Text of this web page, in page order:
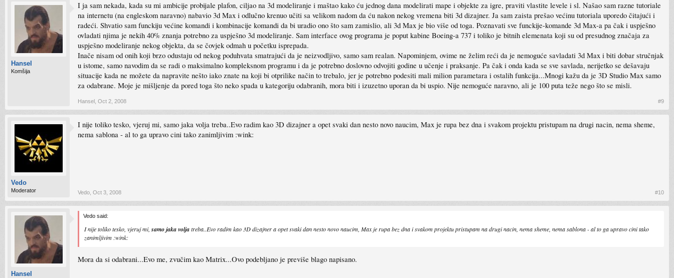
Hansel
Komšija
I ja sam nekada, kada su mi ambicije probijale plafon, ciljao na 3d modeliranje i maštao kako ću jednog dana modelirati mape i objekte za igre, praviti vlastite levele i sl. Našao sam razne tutoriale
na internetu (na engleskom naravno) nabavio 3d Max i odlučno krenuo učiti sa velikom nadom da ću nakon nekog vremena biti 3d dizajner. Ja sam zaista prešao većinu tutoriala uporedo čitajući i
radeći. Shvatio sam funckiju većine komandi i kombinacije komandi da bi uradio ono što sam zamislio, ali 3d Max je bio više od toga. Poznavati sve funckije-komande 3d Max-a pa čak i uspješno
ovladati njima je nekih 40% znanja potrebno za uspješno 3d modeliranje. Sam interface ovog programa je poput kabine Boeing-a 737 i toliko je bitnih elemenata koji su od presudnog značaja za
uspješno modeliranje nekog objekta, da se čovjek odmah u početku isprepada.
Inače nisam od onih koji brzo odustaju od nekog poduhvata smatrajući da je neizvodljivo, samo sam realan. Napominjem, ovime ne želim reći da je nemoguće savladati 3d Max i biti dobar stručnjak
u istome, samo navodim da se radi o maksimalno kompleksnom programu i da je potrebno doslovno odvojiti godine u učenje i praksanje. Pa čak i onda kada se sve savlada, nerijetko se dešavaju
situacije kada ne možete da napravite nešto iako znate na koji bi otprilike način to trebalo, jer je potrebno podesiti mali milion parametara i ostalih funkcija...Mnogi kažu da je 3D Studio Max samo
za odabrane. Moje je mišljenje da pored toga što neko spada u kategoriju odabranih, mora biti i izuzetno uporan da bi uspio. Nije nemoguće naravno, ali je 100 puta teže nego što se misli.
Hansel Oct 2, 2008 #9
Vedo
Moderator
I nije toliko tesko, vjeruj mi, samo jaka volja treba..Evo radim kao 3D dizajner a opet svaki dan nesto novo naucim, Max je rupa bez dna i svakom projektu pristupam na drugi nacin, nema sheme,
nema sablona - al to ga upravo cini tako zanimljivim :wink:
Vedo Oct 3, 2008 #10
Hansel
Vedo said:
I nije toliko tesko, vjeruj mi, samo jaka voljatreba..Evo radim kao 3D dizajner a opet svaki dan nesto novo naucim, Max je rupa bez dna i svakom projektu pristupam na drugi nacin, nema sheme, nema sablona - al to ga upravo cini tako
zanimljivim :wink:
Mora da si odabrani...Evo me, zvučim kao Matrix...Ovo podebljano je previše blago napisano.